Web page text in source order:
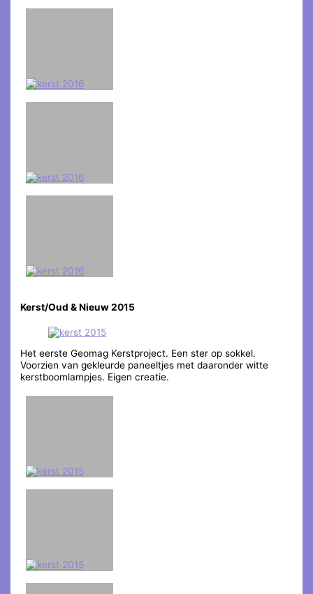
Kerst/Oud & Nieuw 2015
Het eerste Geomag Kerstproject. Een ster op sokkel.
Voorzien van gekleurde paneeltjes met daaronder witte
kerstboomlampjes. Eigen creatie.